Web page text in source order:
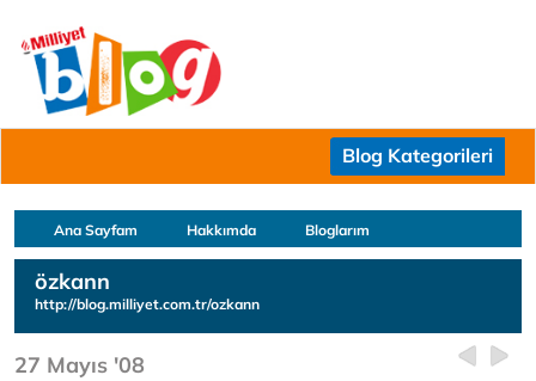
Blog Kategorileri
Ana Sayfam Hakkımda Bloglarım
özkann
http://blog.milliyet.com.tr/ozkann
27 Mayıs '08